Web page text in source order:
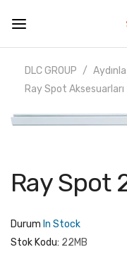
DLC GROUP
Ray Spot Aksesuarları
Ray Spot
Durum In Stock
Stok Kodu: 22MB